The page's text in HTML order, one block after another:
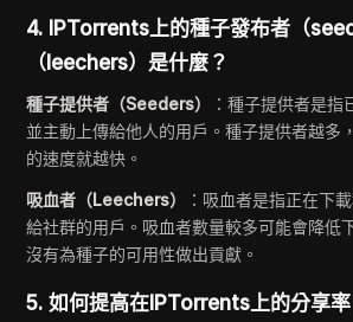
4. IPTorrents上的種子發布者（
（leechers）是什麼？
種子提供者（Seeders）
：種子提供者是
並主動上傳給他人的用戶。種子提供者越多
的速度就越快。
吸血者（Leechers）
：吸血者是指正在下
給社群的用戶。吸血者數量較多可能會降低
沒有為種子的可用性做出貢獻。
5. 如何提高在IPTorrents上的分享率